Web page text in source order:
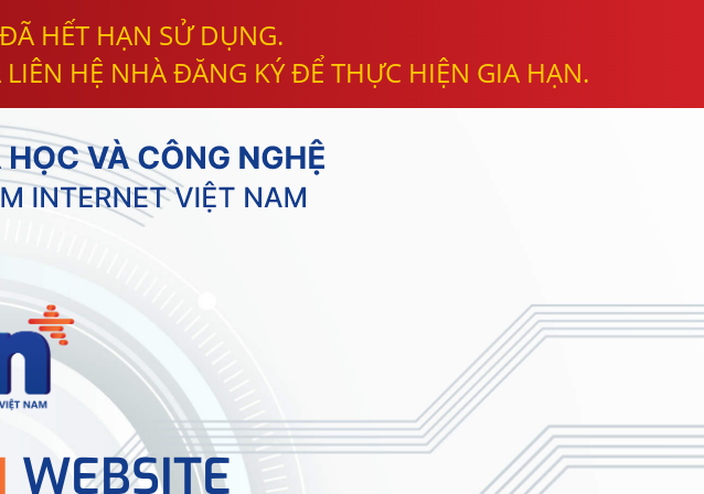
HẾT HẠN SỬ DỤNG.
HỆ NHÀ ĐĂNG KÝ ĐỂ THỰC HIỆN GIA HẠN.
WEBSITE